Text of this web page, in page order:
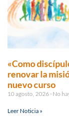
«Como
renovar la
nuevo curso
10 agosto, 2026 No
Leer Noticia »